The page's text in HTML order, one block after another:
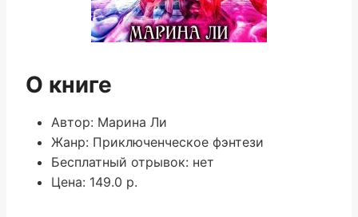
О книге
Автор: Марина Ли
Жанр: Приключенческое фэнтези
Бесплатный отрывок: нет
Цена: 149.0 р.